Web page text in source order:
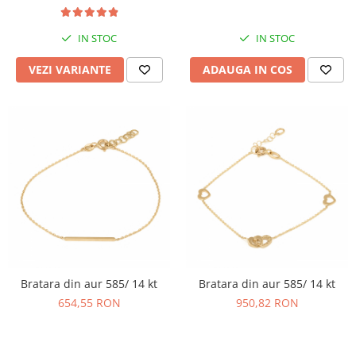
IN STOC
VEZI VARIANTE
IN STOC
ADAUGA IN COS
Bratara din aur 585/ 14 kt
654,55 RON
Bratara din aur 585/ 14 kt
950,82 RON